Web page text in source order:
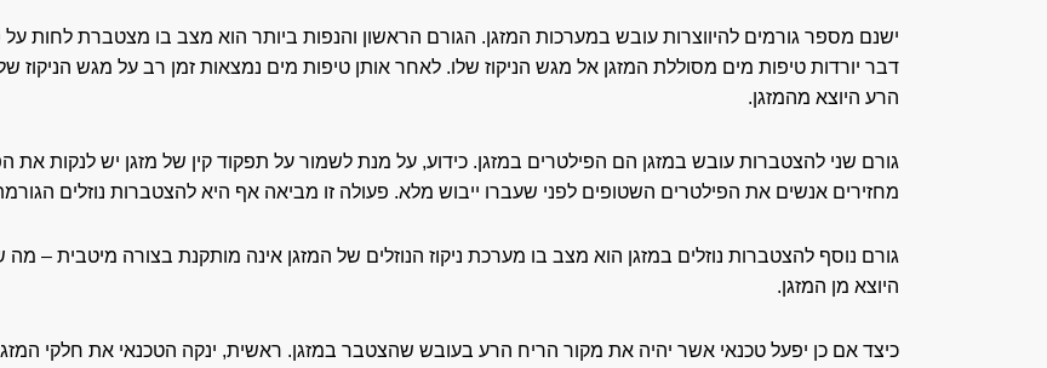
ישנם מספר גורמים להיווצרות עובש במערכות המזגן. הגורם הראשון והנפות ביותר הוא מצב בו מצטברת לחות
דבר יורדות טיפות מים מסוללת המזגן אל מגש הניקוז שלו. לאחר אותן טיפות מים נמצאות זמן רב על מגש הניקוז
הרע היוצא מהמזגן.
גורם שני להצטברות עובש במזגן הם הפילטרים במזגן. כידוע, על מנת לשמור על תפקוד קין של מזגן יש לנקות
מחזירים אנשים את הפילטרים השטופים לפני שעברו ייבוש מלא. פעולה זו מביאה אף היא להצטברות נוזלים
גורם נוסף להצטברות נוזלים במזגן הוא מצב בו מערכת ניקוז הנוזלים של המזגן אינה מותקנת בצורה מיטבית –
היוצא מן המזגן.
כיצד אם כן יפעל טכנאי אשר יהיה את מקור הריח הרע בעובש שהצטבר במזגן. ראשית, ינקה הטכנאי את חלקי